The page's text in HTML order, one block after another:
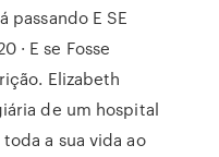
passando E SE
· E se Fosse
Elizabeth
de um hospital
a sua vida ao